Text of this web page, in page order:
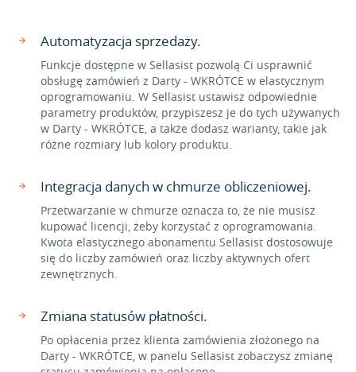
Automatyzacja sprzedaży.
Funkcje dostępne w Sellasist pozwolą Ci usprawnić
obsługę zamówień z Darty - WKRÓTCE w elastycznym
oprogramowaniu. W Sellasist ustawisz odpowiednie
parametry produktów, przypiszesz je do tych używanych
w Darty - WKRÓTCE, a także dodasz warianty, takie jak
różne rozmiary lub kolory produktu.
Integracja danych w chmurze obliczeniowej.
Przetwarzanie w chmurze oznacza to, że nie musisz
kupować licencji, żeby korzystać z oprogramowania.
Kwota elastycznego abonamentu Sellasist dostosowuje
się do liczby zamówień oraz liczby aktywnych ofert
zewnętrznych.
Zmiana statusów płatności.
Po opłacenia przez klienta zamówienia złożonego na
Darty - WKRÓTCE, w panelu Sellasist zobaczysz zmianę